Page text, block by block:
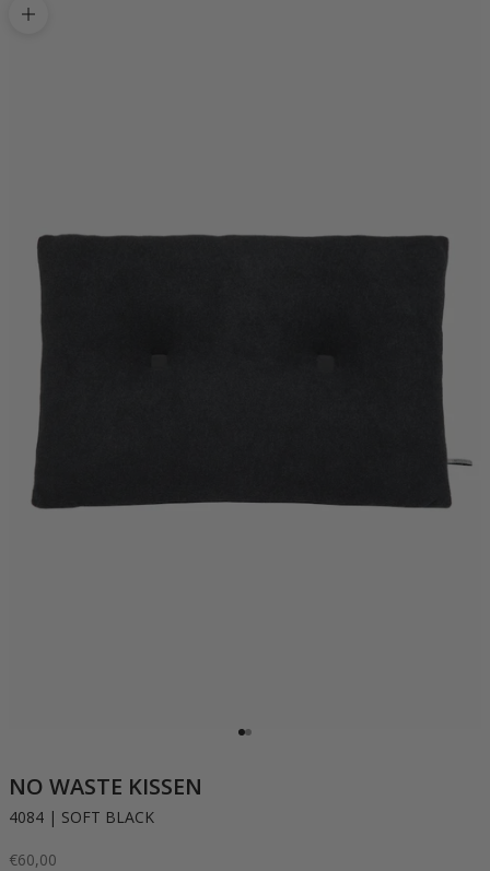
Bild vergrößern
Gehe zu Element 1
Gehe zu Element 2
NO WASTE KISSEN
4084 | SOFT BLACK
Angebot
€60,00